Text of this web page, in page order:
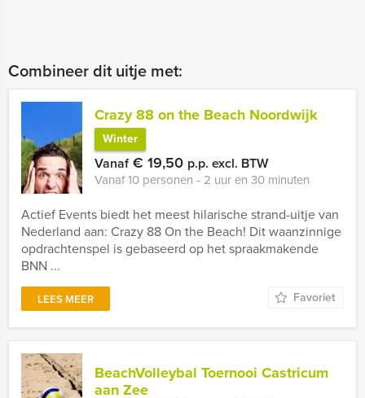
Combineer dit uitje met:
Crazy 88 on the Beach Noordwijk
Winter
Vanaf€ 19,50 p.p. excl. BTW
Vanaf 10 personen ‐ 2 uur en 30 minuten
Actief Events biedt het meest hilarische strand-uitje van
Nederland aan: Crazy 88 On the Beach! Dit waanzinnige
opdrachtenspel is gebaseerd op het spraakmakende
BNN ...
LEES MEER Favoriet
BeachVolleybal Toernooi Castricum
aan Zee